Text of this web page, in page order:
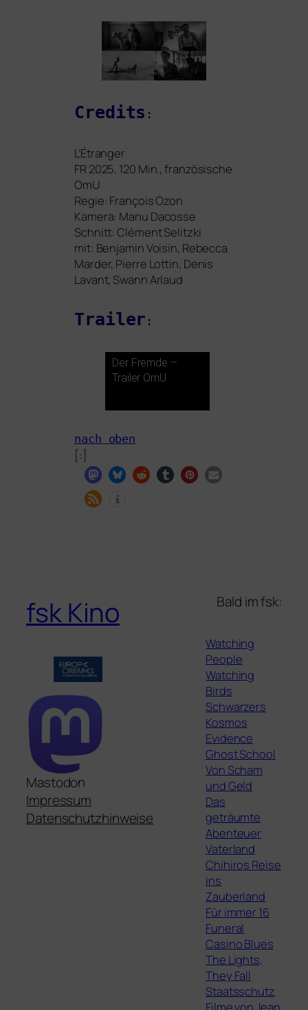
Credits :
L’Étranger
FR2025, 120 Min., fran­zö­si­sche
OmU
Regie: François Ozon
Kamera: Manu Dacosse
Schnitt: Clément Selitzki
mit: Benjamin Voisin, Rebecca
Marder, Pierre Lottin, Denis
Lavant, Swann Arlaud
Trailer :
Der Fremde –
Trailer OmU
nach oben
[:]
fsk Kino
Mastodon
Impressum
Datenschutzhinweise
Bald im fsk:
Watching
People
Watching
Birds
Schwarzers
Kosmos
Evidence
Ghost School
Von Scham
und Geld
Das
geträumte
Abenteuer
Vaterland
Chihiros Reise
ins
Zauberland
Für immer 16
Funeral
Casino Blues
The Lights,
They Fall
Staatsschutz
Filme von Jean